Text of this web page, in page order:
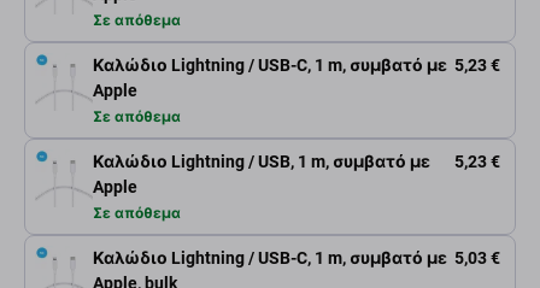
Σε απόθεμα
Καλώδιο Lightning / USB-C, 1 m, συμβατό με
Apple
5,23 €
Σε απόθεμα
Καλώδιο Lightning / USB, 1 m, συμβατό με
Apple
5,23 €
Σε απόθεμα
Καλώδιο Lightning / USB-C, 1 m, συμβατό με
Apple, bulk
5,03 €